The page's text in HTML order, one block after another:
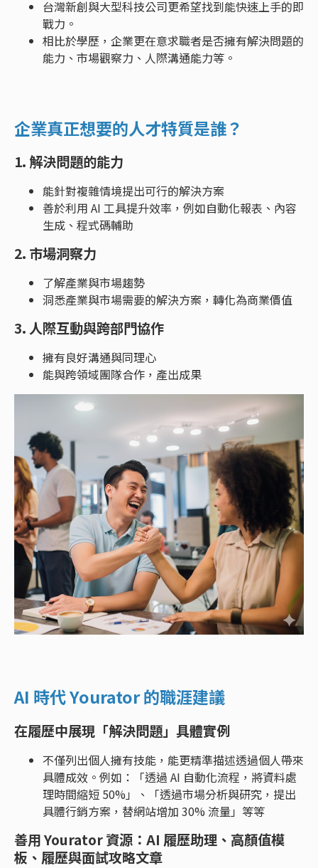
台灣新創與大型科技公司更希望找到能快速上手的即
戰力。
相比於學歷，企業更在意求職者是否擁有解決問題的
能力、市場觀察力、人際溝通能力等。
企業真正想要的人才特質是誰？
1. 解決問題的能力
能針對複雜情境提出可行的解決方案
善於利用 AI 工具提升效率，例如自動化報表、內容
生成、程式碼輔助
2. 市場洞察力
了解產業與市場趨勢
洞悉產業與市場需要的解決方案，轉化為商業價值
3. 人際互動與跨部門協作
擁有良好溝通與同理心
能與跨領域團隊合作，產出成果
AI 時代 Yourator 的職涯建議
在履歷中展現「解決問題」具體實例
不僅列出個人擁有技能，能更精準描述透過個人帶來
具體成效。例如：「透過 AI 自動化流程，將資料處
理時間縮短 50%」、「透過市場分析與研究，提出
具體行銷方案，替網站增加 30% 流量」等等
善用 Yourator 資源：AI 履歷助理、高顏值模
板、履歷與面試攻略文章